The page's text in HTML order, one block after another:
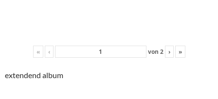
« ‹ von 2 › »
extendend album